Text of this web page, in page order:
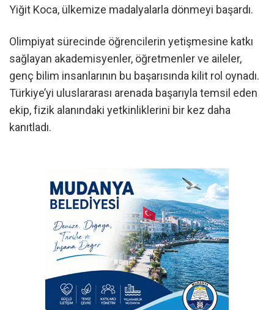
Yiğit Koca, ülkemize madalyalarla dönmeyi başardı.
Olimpiyat sürecinde öğrencilerin yetişmesine katkı
sağlayan akademisyenler, öğretmenler ve aileler,
genç bilim insanlarının bu başarısında kilit rol oynadı.
Türkiye’yi uluslararası arenada başarıyla temsil eden
ekip, fizik alanındaki yetkinliklerini bir kez daha
kanıtladı.